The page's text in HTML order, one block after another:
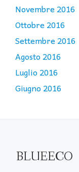
Novembre 2016
Ottobre 2016
Settembre 2016
Agosto 2016
Luglio 2016
Giugno 2016
BLUEECO